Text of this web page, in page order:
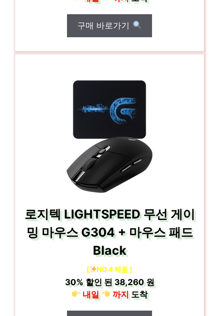
구매 바로가기
로지텍 LIGHTSPEED 무선 게이
밍 마우스 G304 + 마우스 패드
Black
[ NO.4 제품 ]
30%할인 된38,260 원
내일
까지도착